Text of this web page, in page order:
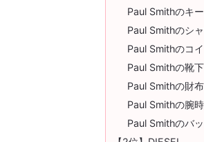
Paul Smithのキ
Paul Smithのシ
Paul Smithのコ
Paul Smithの靴下
Paul Smithの財布
Paul Smithの腕
Paul Smithのバ